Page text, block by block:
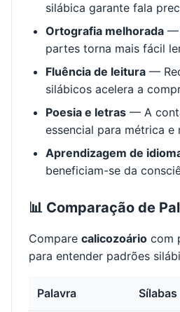
silábica garante fala
Ortografia melhorada —
partes torna mais fácil
Fluência de leitura —
silábicos acelera a
Poesia e letras — A
essencial para métrica e
Aprendizagem de
beneficiam-se da
📊 Comparação de
Compare calicozoário com
para entender padrões
Palavra Sílabas